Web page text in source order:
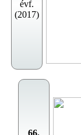
évf.
(2017)
66.